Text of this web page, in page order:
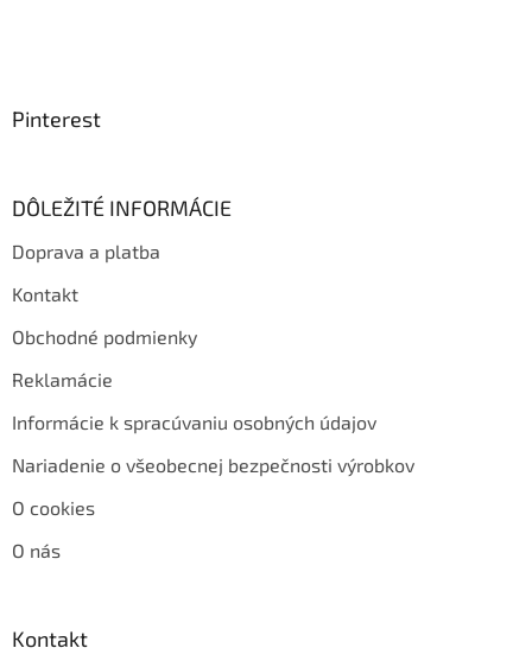
Pinterest
DÔLEŽITÉ INFORMÁCIE
Doprava a platba
Kontakt
Obchodné podmienky
Reklamácie
Informácie k spracúvaniu osobných údajov
Nariadenie o všeobecnej bezpečnosti výrobkov
O cookies
O nás
Kontakt